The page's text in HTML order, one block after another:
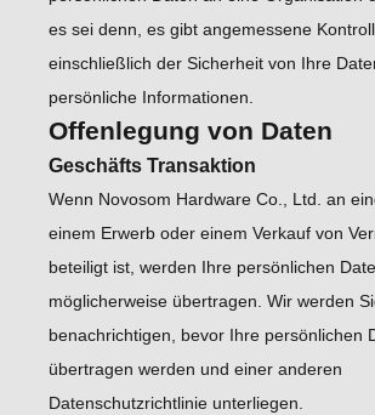
es sei denn, es gibt angemessene
einschließlich der Sicherheit von Ihre
persönliche Informationen.
Offenlegung von Daten
Geschäfts Transaktion
Wenn Novosom Hardware Co., Ltd. an
einem Erwerb oder einem Verkauf von
beteiligt ist, werden Ihre persönlichen
möglicherweise übertragen. Wir werden
benachrichtigen, bevor Ihre persönlichen
übertragen werden und einer anderen
Datenschutzrichtlinie unterliegen.